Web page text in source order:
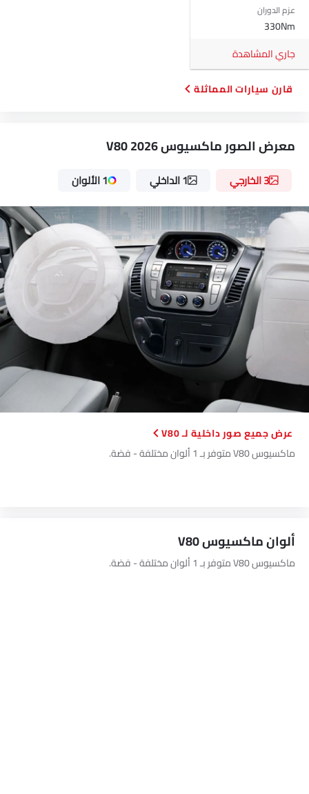
عزم الدوران
330Nm
جاري المشاهدة
قارن سيارات المماثلة
معرض الصور ماكسيوس V80 2026
3 الخارجي 1 الداخلي 1 الألوان
صور داخلية لـ V80
ماكسيوس V80 متوفر بـ 1 ألوان مختلفة - فضة.
ألوان ماكسيوس V80
ماكسيوس V80 متوفر بـ 1 ألوان مختلفة - فضة.